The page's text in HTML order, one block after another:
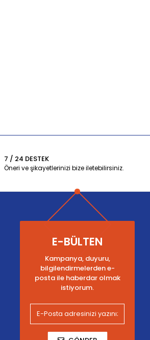
7 / 24 DESTEK
Öneri ve şikayetlerinizi bize iletebilirsiniz.
E-BÜLTEN
Kampanya, duyuru,
bilgilendirmelerden e-
posta ile haberdar olmak
istiyorum.